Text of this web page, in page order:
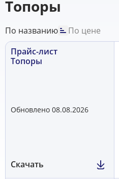
Топоры
По названию
По цене
Прайс-лист
Топоры
Обновлено 08.08.2026
Скачать